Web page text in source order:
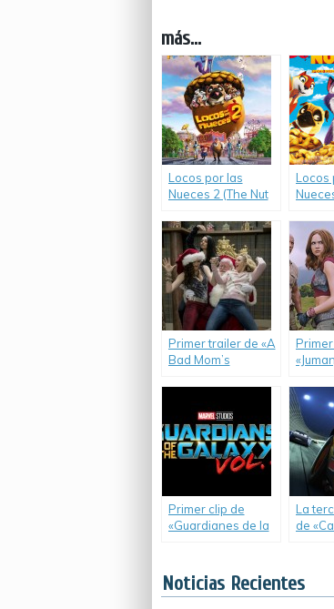
más...
Locos por las
Nueces 2 (The Nut
Nature)
Locos
Primer trailer de «A
Bad Mom’s
Primer clip de
«Guardianes de la
La
de
Noticias Recientes